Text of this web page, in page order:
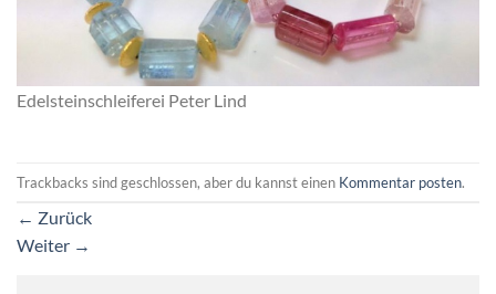
Edelsteinschleiferei Peter Lind
Trackbacks sind geschlossen, aber du kannst einen Kommentar posten.
← Zurück
Weiter →